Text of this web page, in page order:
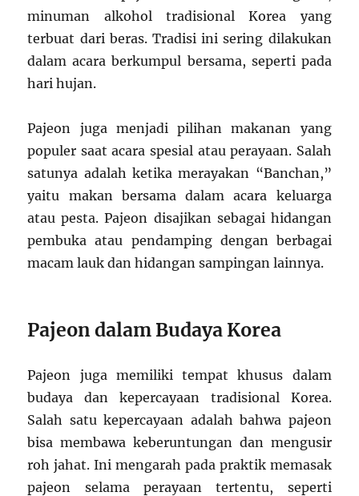
minuman alkohol tradisional Korea yang
terbuat dari beras. Tradisi ini sering dilakukan
dalam acara berkumpul bersama, seperti pada
hari hujan.
Pajeon juga menjadi pilihan makanan yang
populer saat acara spesial atau perayaan. Salah
satunya adalah ketika merayakan “Banchan,”
yaitu makan bersama dalam acara keluarga
atau pesta. Pajeon disajikan sebagai hidangan
pembuka atau pendamping dengan berbagai
macam lauk dan hidangan sampingan lainnya.
Pajeon dalam Budaya Korea
Pajeon juga memiliki tempat khusus dalam
budaya dan kepercayaan tradisional Korea.
Salah satu kepercayaan adalah bahwa pajeon
bisa membawa keberuntungan dan mengusir
roh jahat. Ini mengarah pada praktik memasak
pajeon selama perayaan tertentu, seperti